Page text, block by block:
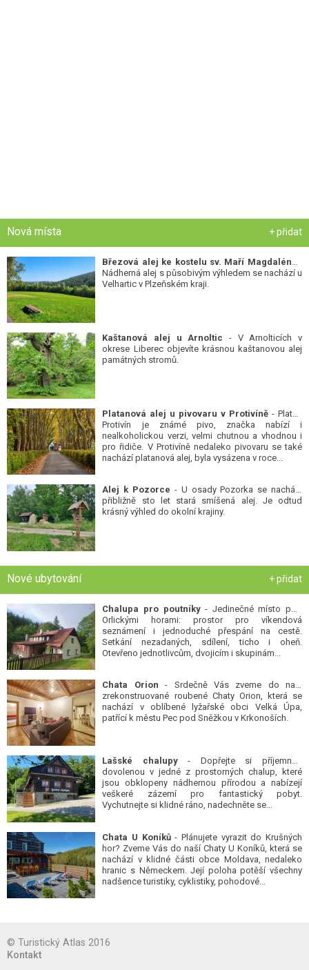
Nová místa + přidat
Nádherná alej s působivým výhledem se nachází u
Velhartic v Plzeňském kraji.
Kaštanová alej u Arnoltic - V Arnolticích v
okrese Liberec objevíte krásnou kaštanovou alej
památných stromů.
Platanová alej u pivovaru v Protivíně - Platan
Protivín je známé pivo, značka nabízí i
nealkoholickou verzi, velmi chutnou a vhodnou i
pro řidiče. V Protivíně nedaleko pivovaru se také
nachází platanová alej, byla vysázena v roce...
Alej k Pozorce - U osady Pozorka se nachází
přibližně sto let stará smíšená alej. Je odtud
krásný výhled do okolní krajiny.
Nové ubytování + přidat
Chalupa pro poutníky- Jedinečné místo pod
Orlickými horami: prostor pro víkendová
seznámení i jednoduché přespání na cestě.
Setkání nezadaných, sdílení, ticho i oheň.
Otevřeno jednotlivcům, dvojicím i skupinám...
Chata Orion - Srdečně Vás zveme do naší
zrekonstruované roubené Chaty Orion, která se
nachází v oblíbené lyžařské obci Velká Úpa,
patřící k městu Pec pod Sněžkou v Krkonoších.
Lašské chalupy- Dopřejte si příjemnou
dovolenou v jedné z prostorných chalup, které
jsou obklopeny nádhernou přírodou a nabízejí
veškeré zázemí pro fantastický pobyt.
Vychutnejte si klidné ráno, nadechněte se...
Chata U Koníků- Plánujete vyrazit do Krušných
hor? Zveme Vás do naší Chaty U Koníků, která se
nachází v klidné části obce Moldava, nedaleko
hranic s Německem. Její poloha potěší všechny
nadšence turistiky, cyklistiky, pohodové...
© Turistický Atlas 2016
Kontakt